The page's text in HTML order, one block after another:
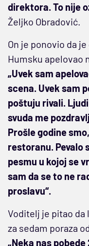
direktora. To nije
Željko Obradović.
On je ponovio da
Humsku apelovao
„Uvek sam
scena. Uvek sam
poštuju rivali.
svuda me
Prošle godine
restoranu. Pevalo
pesmu u kojoj se
sam da se to ne
proslavu“.
Voditelj je pitao da
za sedam poraza
„Neka nas